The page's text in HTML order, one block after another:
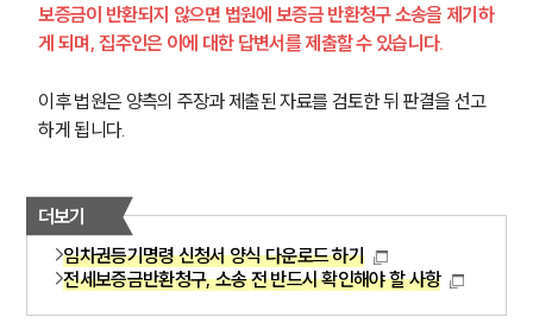
주요 업무사례
사례분석/최신동향
법률지식인
건설부 업무
전체
보증금이 반환되지 않으면 법원에 보증금 반환청구 소송을 제기하
게 되며, 집주인은 이에 대한 답변서를 제출할 수 있습니다.
이후 법원은 양측의 주장과 제출된 자료를 검토한 뒤 판결을 선고
하게 됩니다.
더보기
임차권등기명령 신청서 양식 다운로드 하기
전세보증금반환청구, 소송 전 반드시 확인해야 할 사항